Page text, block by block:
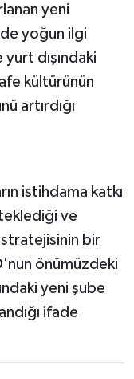
yeni
yoğun ilgi
dışındaki
kültürünün
artırdığı
istihdama katkı
ve
stratejisinin bir
önümüzdeki
yeni şube
ifade